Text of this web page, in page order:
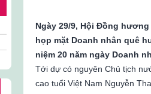
Ngày 29/9, Hội Đồng
họp mặt Doanh nhân quê
niệm 20 năm ngày Doanh
Tới dự có nguyên Chủ tịch
cao tuổi Việt Nam Nguyễn